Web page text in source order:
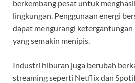
berkembang pesat untuk
lingkungan. Penggunaan energi
dapat mengurangi ketergantungan
yang semakin menipis.
Industri hiburan juga berubah
streaming seperti Netflix dan